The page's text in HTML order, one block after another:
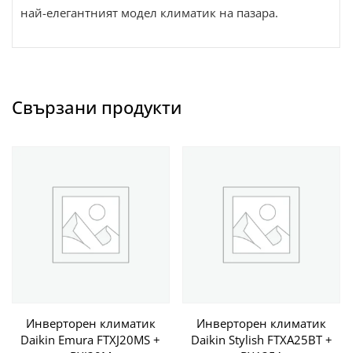
най-елегантният модел климатик на пазара.
Свързани продукти
Инверторен климатик
Daikin Emura FTXJ20MS +
Инверторен климатик
Daikin Stylish FTXA25BT +